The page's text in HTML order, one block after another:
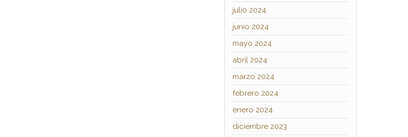
julio 2024
junio 2024
mayo 2024
abril 2024
marzo 2024
febrero 2024
enero 2024
diciembre 2023